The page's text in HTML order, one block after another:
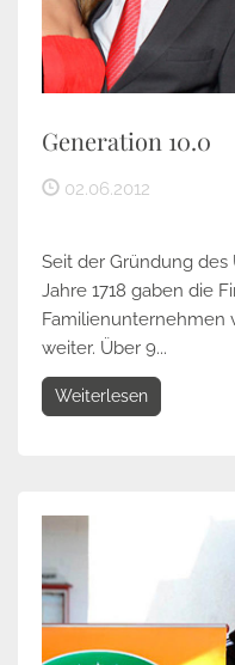
Generation 10.0
02.06.2012
Seit der Gründung
Jahre 1718 gaben die
Familienunternehmen
weiter. Über 9...
Weiterlesen